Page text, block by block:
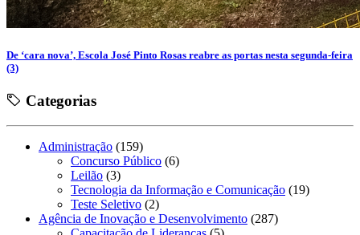
De ‘cara nova’, Escola José Pinto Rosas reabre as portas nesta segunda-feira
(3)
Categorias
Administração (159)
Concurso Público (6)
Leilão (3)
Tecnologia da Informação e Comunicação (19)
Teste Seletivo (2)
Agência de Inovação e Desenvolvimento (287)